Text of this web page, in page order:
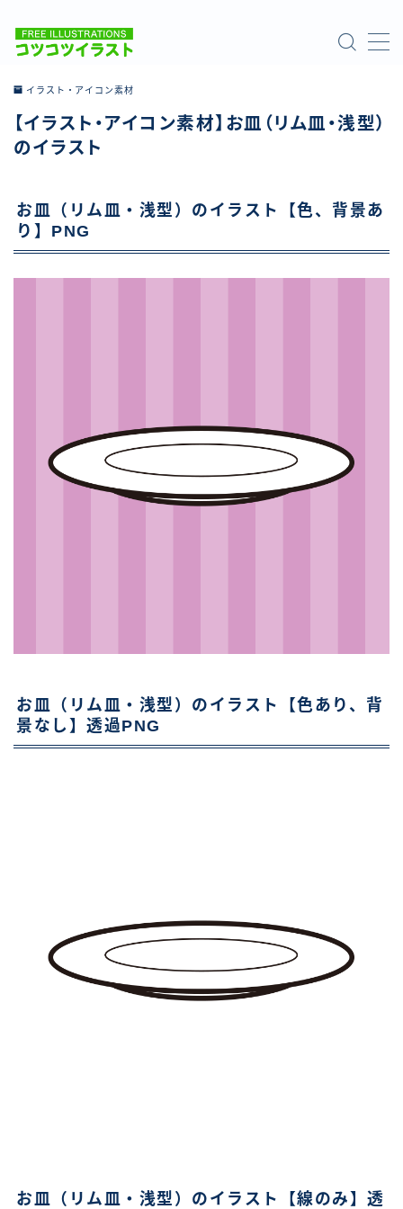
ホーム
お問い合わせ
イラスト・アイコン素材
【イラスト・アイコン素材】お皿（リム皿・浅型）
のイラスト
お皿（リム皿・浅型）のイラスト【色、背景あ
り】PNG
お皿（リム皿・浅型）のイラスト【色あり、背
景なし】透過PNG
お皿（リム皿・浅型）のイラスト【線のみ】透